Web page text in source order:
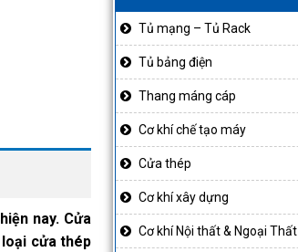
Tủ mạng – Tủ Rack
Tủ bảng điện
Thang máng cáp
Cơ khí chế tạo máy
Cửa thép
Cơ khí xây dựng
Cơ khí Nội thất & Ngoại Thất
nay. Cửa
cửa thép